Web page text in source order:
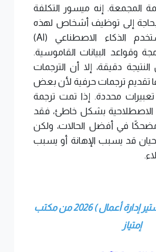
المجمعة. إنه ميسور التكلفة
إلى توظيف أشخاص لهذه
الذكاء الاصطناعي ( AI
)
وقواعد البيانات القاموسية.
النتيجة دقيقة، إلا أن الترجمات
تقديم ترجمات حرفية لأن بعض
تعبيرات محددة. إذا تمت ترجمة
الاصطلاحية بشكل خاطئ، فقد
مضحكًا في أفضل الحالات، ولكن
قد يسبب الإهانة أو يسبب
شهادة MBA ( ماجستير إدارة أعمال ) 2026 من مكتب
إمتياز